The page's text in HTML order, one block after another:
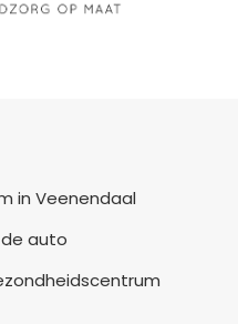
in Veenendaal
auto